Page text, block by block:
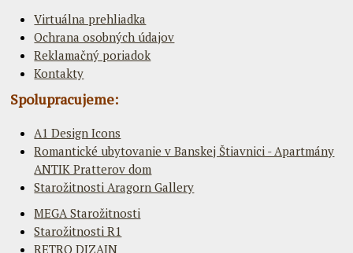
Virtuálna prehliadka
Ochrana osobných údajov
Reklamačný poriadok
Kontakty
Spolupracujeme:
A1 Design Icons
Romantické ubytovanie v Banskej Štiavnici - Apartmány
ANTIK Pratterov dom
Starožitnosti Aragorn Gallery
MEGA Starožitnosti
Starožitnosti R1
RETRO DIZAJN